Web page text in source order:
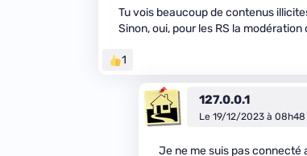
Tu vois beaucoup de contenus
Sinon, oui, pour les RS la
1
127.0.0.1
Le 19/12/2023 à 08h48
Je ne me suis pas connecté